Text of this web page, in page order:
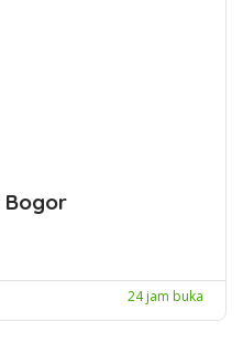
Bogor
24 jam buka